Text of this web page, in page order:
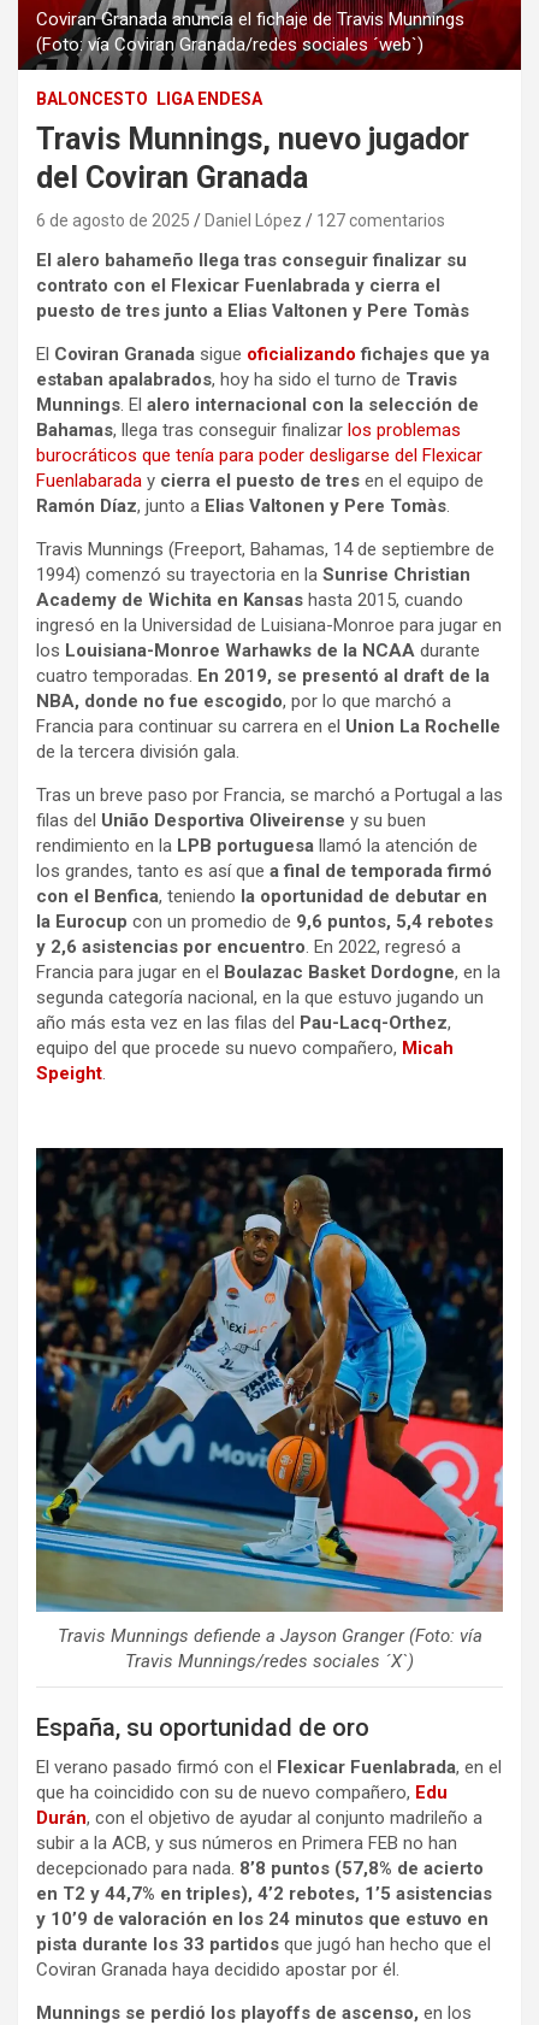
Coviran Granada anuncia el fichaje de Travis Munnings
(Foto: vía Coviran Granada/redes sociales ´web`)
BALONCESTO LIGA ENDESA
Travis Munnings, nuevo jugador
del Coviran Granada
6 de agosto de 2025 Daniel López 127 comentarios
El alero bahameño llega tras conseguir finalizar su
contrato con el Flexicar Fuenlabrada y cierra el
puesto de tres junto a Elias Valtonen y Pere Tomàs
El Coviran Granada sigue oficializando fichajes que ya
estaban apalabrados, hoy ha sido el turno de Travis
Munnings. El alero internacional con la selección de
Bahamas, llega tras conseguir finalizar los problemas
burocráticos que tenía para poder desligarse del Flexicar
Fuenlabarada y cierra el puesto de tres en el equipo de
Ramón Díaz, junto a Elias Valtonen y Pere Tomàs.
Travis Munnings (Freeport, Bahamas, 14 de septiembre de
1994) comenzó su trayectoria en la Sunrise Christian
Academy de Wichita en Kansas hasta 2015, cuando
ingresó en la Universidad de Luisiana-Monroe para jugar en
los Louisiana-Monroe Warhawks de la NCAA durante
cuatro temporadas. En 2019, se presentó al draft de la
NBA, donde no fue escogido, por lo que marchó a
Francia para continuar su carrera en el Union La Rochelle
de la tercera división gala.
Tras un breve paso por Francia, se marchó a Portugal a las
filas del União Desportiva Oliveirense y su buen
rendimiento en la LPB portuguesa llamó la atención de
los grandes, tanto es así que a final de temporada firmó
con el Benfica, teniendo la oportunidad de debutar en
la Eurocup con un promedio de 9,6 puntos, 5,4 rebotes
y 2,6 asistencias por encuentro. En 2022, regresó a
Francia para jugar en el
Boulazac Basket Dordogne, en la
segunda categoría nacional, en la que estuvo jugando un
año más esta vez en las filas del
Pau-Lacq-Orthez,
equipo del que procede su nuevo compañero, Micah
Speight.
Travis Munnings defiende a Jayson Granger (Foto: vía
Travis Munnings/redes sociales ´X`)
España, su oportunidad de oro
El verano pasado firmó con el Flexicar Fuenlabrada, en el
que ha coincidido con su de nuevo compañero, Edu
Durán, con el objetivo de ayudar al conjunto madrileño a
subir a la ACB, y sus números en Primera FEB no han
decepcionado para nada. 8’8 puntos (57,8% de acierto
en T2 y 44,7% en triples), 4’2 rebotes, 1’5 asistencias
y 10’9 de valoración en los 24 minutos que estuvo en
pista durante los 33 partidos que jugó han hecho que el
Coviran Granada haya decidido apostar por él.
Munnings se perdió los playoffs de ascenso, en los